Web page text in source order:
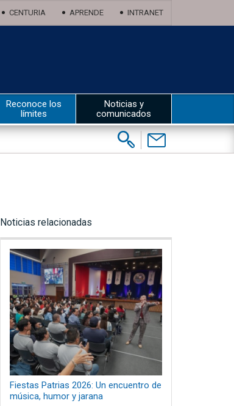
CENTURIA APRENDE INTRANET
Reconoce los
límites
Noticias y
comunicados
Buscar:
Contáctenos
Noticias relacionadas
Fiestas Patrias 2026: Un encuentro de
música, humor y jarana